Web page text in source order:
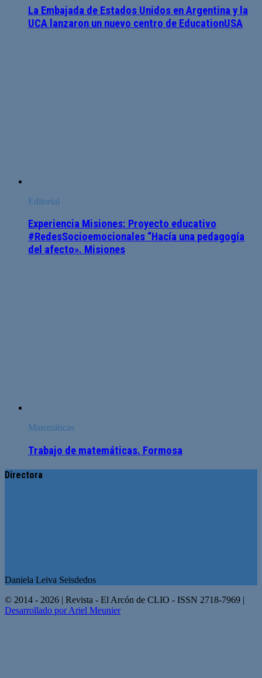
La Embajada de Estados Unidos en Argentina y la
UCA lanzaron un nuevo centro de EducationUSA
Editorial
Experiencia Misiones: Proyecto educativo
#RedesSocioemocionales “Hacía una pedagogía
del afecto». Misiones
Matemáticas
Trabajo de matemáticas. Formosa
Directora
Daniela Leiva Seisdedos
© 2014 - 2026 | Revista - El Arcón de CLIO - ISSN 2718-7969 |
Desarrollado por Ariel Meunier